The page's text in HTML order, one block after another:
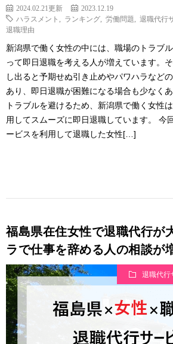
2024.02.21更新
2023.12.19
ハラスメント
ランキング 労働問題 退職代行
退職理由
新潟県で働く女性の中には、職場のトラブ
って即日退職を考える人が増えています。
し出ると予期せぬ引き止めやパワハラなど
あり、即日退職が困難になる場合も少なく
トラブルを避けるため、新潟県で働く女性
用してスムーズに即日退職しています。 今
ービスを利用して退職した女性[…]
福島県在住女性で退職代行が
ラで仕事を辞める人の相談が
退職代行